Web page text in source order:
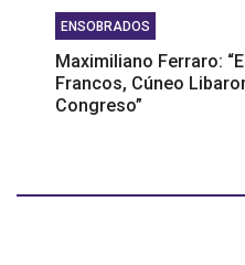
ENSOBRADOS
Maximiliano Ferraro:
Francos, Cúneo
Congreso”